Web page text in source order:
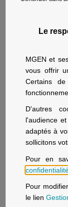
Le
MGEN et
vous offrir
Certains
D'autres
l'audience
adaptés à
sollicitons
Pour en
Pour
le lien
Ce suivi
d’éventuels
de
ainsi la
Les données
aux parents
améliore la
soins.
Un
Avec ces
une évolution
plus
L’objectif est